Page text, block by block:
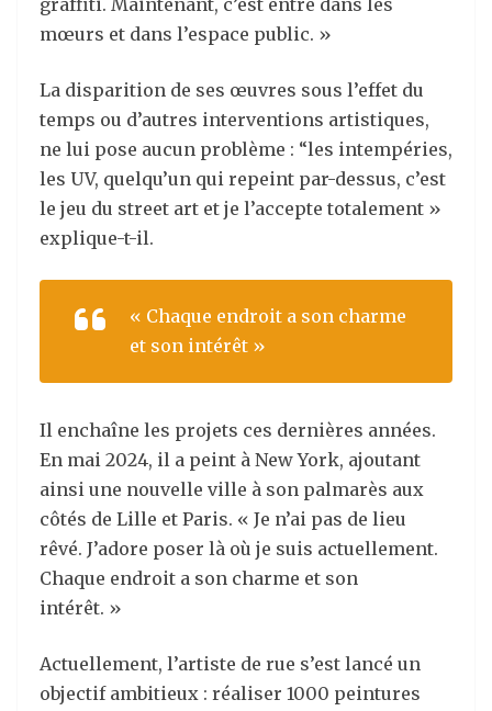
graffiti. Maintenant, c’est entré dans les
mœurs et dans l’espace public. »
La disparition de ses œuvres sous l’effet du
temps ou d’autres interventions artistiques,
ne lui pose aucun problème : “les intempéries,
les UV, quelqu’un qui repeint par-dessus, c’est
le jeu du street art et je l’accepte totalement »
explique-t-il.
« Chaque endroit a son charme
et son intérêt »
Il enchaîne les projets ces dernières années.
En mai 2024, il a peint à New York, ajoutant
ainsi une nouvelle ville à son palmarès aux
côtés de Lille et Paris. « Je n’ai pas de lieu
rêvé. J’adore poser là où je suis actuellement.
Chaque endroit a son charme et son
intérêt. »
Actuellement, l’artiste de rue s’est lancé un
objectif ambitieux : réaliser 1000 peintures